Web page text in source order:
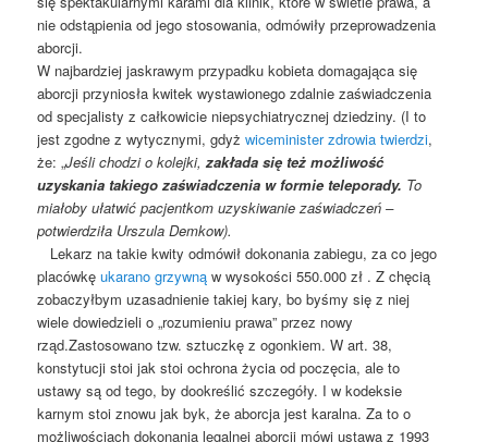
nie odstąpienia od jego stosowania, odmówiły przeprowadzenia
aborcji.
W najbardziej jaskrawym przypadku kobieta domagająca się
aborcji przyniosła kwitek wystawionego zdalnie zaświadczenia
od specjalisty z całkowicie niepsychiatrycznej dziedziny. (I to
jest zgodne z wytycznymi, gdyżwiceminister zdrowia twierdzi,
że: „Jeśli chodzi o kolejki, zakłada się też możliwość
uzyskania takiego zaświadczenia w formie teleporady. To
miałoby ułatwić pacjentkom uzyskiwanie zaświadczeń –
potwierdziła Urszula Demkow).
Lekarz na takie kwity odmówił dokonania zabiegu, za co jego
placówkęukarano grzywną w wysokości 550.000 zł . Z chęcią
zobaczyłbym uzasadnienie takiej kary, bo byśmy się z niej
wiele dowiedzieli o „rozumieniu prawa” przez nowy
rząd.Zastosowano tzw. sztuczkę z ogonkiem. W art. 38,
konstytucji stoi jak stoi ochrona życia od poczęcia, ale to
ustawy są od tego, by dookreślić szczegóły. I w kodeksie
karnym stoi znowu jak byk, że aborcja jest karalna. Za to o
możliwościach dokonania legalnej aborcji mówi ustawa z 1993